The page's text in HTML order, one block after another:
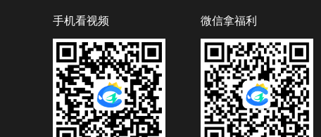
手机看视频 微信拿福利